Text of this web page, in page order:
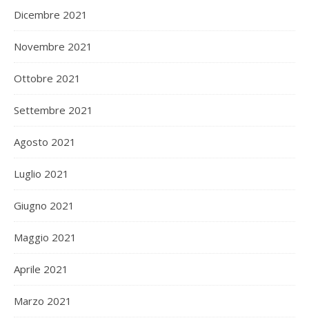
Dicembre 2021
Novembre 2021
Ottobre 2021
Settembre 2021
Agosto 2021
Luglio 2021
Giugno 2021
Maggio 2021
Aprile 2021
Marzo 2021